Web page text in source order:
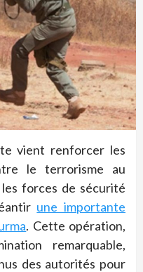
vient renforcer les
le terrorisme au
forces de sécurité
une importante
. Cette opération,
remarquable,
des autorités pour